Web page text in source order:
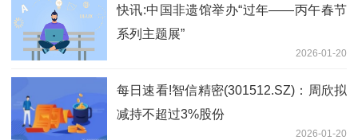
快讯:中国非遗馆举办“过年——丙午春节
系列主题展”
2026-01-20
每日速看!智信精密(301512.SZ)：周欣拟
减持不超过3%股份
2026-01-20